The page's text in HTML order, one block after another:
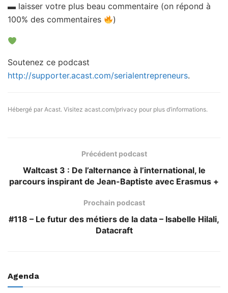
▬ laisser votre plus beau commentaire (on répond à
100% des commentaires
)
Soutenez ce podcast
http://supporter.acast.com/serialentrepreneurs.
Hébergé par Acast. Visitez acast.com/privacy pour plus d’informations.
Précédent podcast
Waltcast 3 : De l’alternance à l’international, le
parcours inspirant de Jean-Baptiste avec Erasmus +
Prochain podcast
#118 – Le futur des métiers de la data – Isabelle Hilali,
Datacraft
Agenda